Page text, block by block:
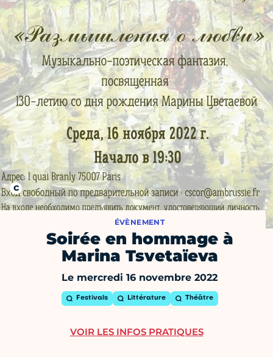
ÉVÈNEMENT
Soirée en hommage à
Marina Tsvetaïeva
Le mercredi 16 novembre 2022
Festivals Littérature Théâtre
VOIR LES INFOS PRATIQUES